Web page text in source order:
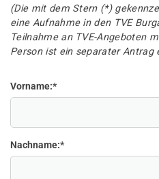
(Die mit dem Stern (*)
eine Aufnahme in den TVE
Teilnahme an TVE-Angeboten
Person ist ein separater Antrag
Vorname:*
Nachname:*